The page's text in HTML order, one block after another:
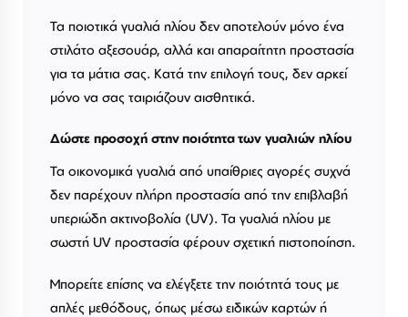
Τα ποιοτικά γυαλιά ηλίου δεν αποτελούν μόνο ένα
στιλάτο αξεσουάρ, αλλά και απαραίτητη προστασία
για τα μάτια σας. Κατά την επιλογή τους, δεν αρκεί
μόνο να σας ταιριάζουν αισθητικά.
Δώστε προσοχή στην ποιότητα των γυαλιών ηλίου
Τα οικονομικά γυαλιά από υπαίθριες αγορές συχνά
δεν παρέχουν πλήρη προστασία από την επιβλαβή
υπεριώδη ακτινοβολία (UV). Τα γυαλιά ηλίου με
σωστή UV προστασία φέρουν σχετική πιστοποίηση.
Μπορείτε επίσης να ελέγξετε την ποιότητά τους με
απλές μεθόδους, όπως μέσω ειδικών καρτών ή